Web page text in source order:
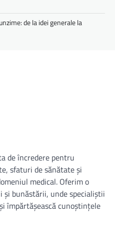
de la idei generale la
de încredere pentru
sfaturi de sănătate și
medical. Oferim o
bunăstării, unde specialiștii
împărtășească cunoștințele